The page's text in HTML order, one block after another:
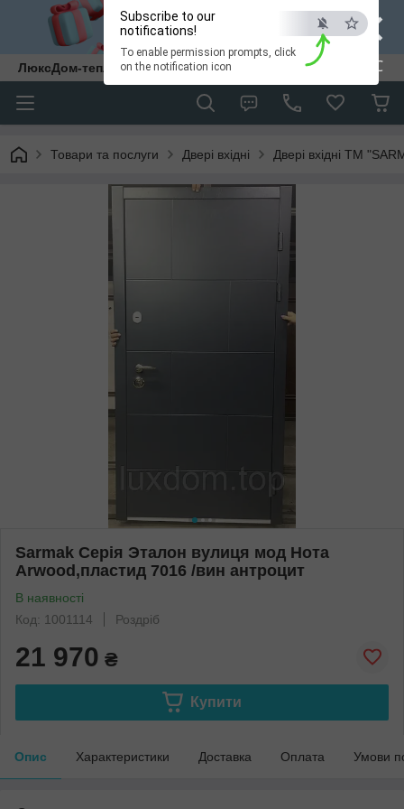
×
ESC
Subscribe to our
notifications!
To enable permission prompts, click
on the notification icon
ЛюксДом-тепло та затишок у кожен дім.
Товари та послуги Двері вхідні Двері вхідні ТМ
Sarmak Серія Эталон вулиця мод Нота
Arwood,пластид 7016 /вин антроцит
В наявності
Код: 1001114
Роздріб
21 970 ₴
Купити
Опис Характеристики Доставка Оплата Умови